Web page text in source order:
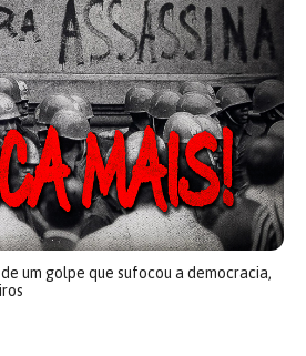
um golpe que sufocou a democracia,